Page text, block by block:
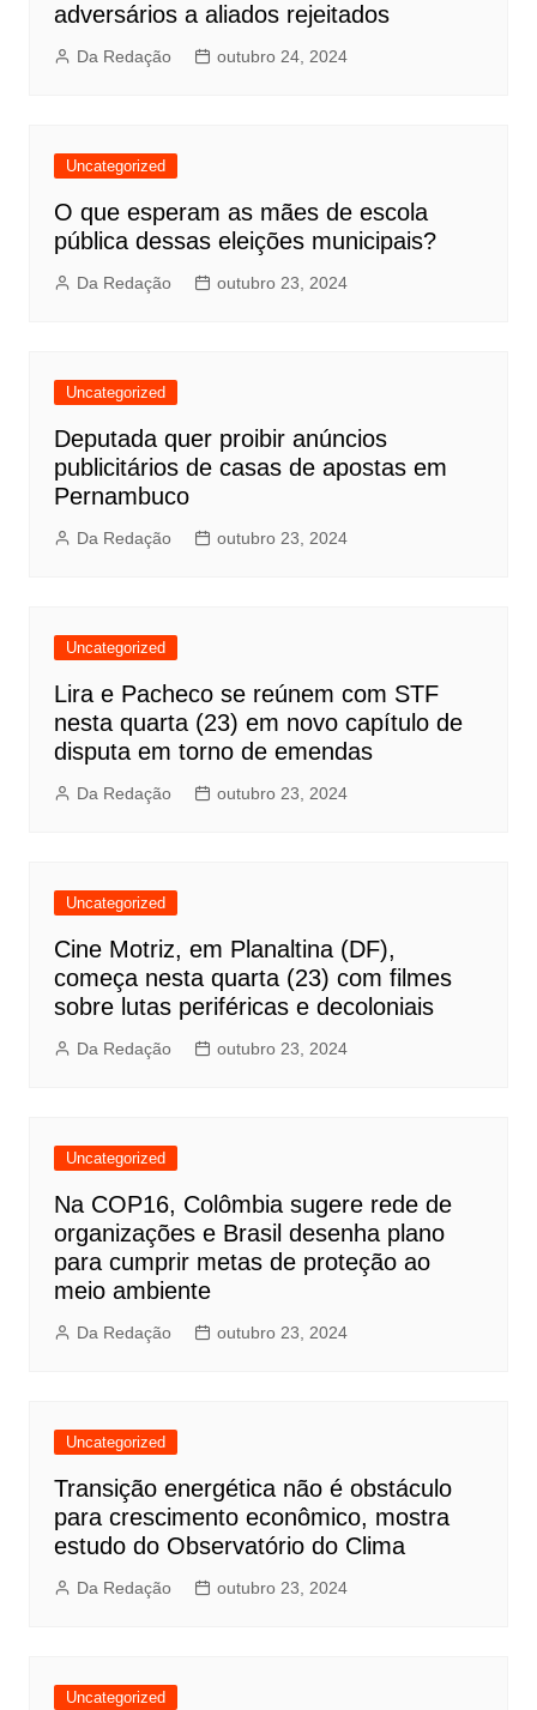
adversários a aliados rejeitados
Da Redação outubro 24, 2024
Uncategorized
O que esperam as mães de escola
pública dessas eleições municipais?
Da Redação outubro 23, 2024
Uncategorized
Deputada quer proibir anúncios
publicitários de casas de apostas em
Pernambuco
Da Redação outubro 23, 2024
Uncategorized
Lira e Pacheco se reúnem com STF
nesta quarta (23) em novo capítulo de
disputa em torno de emendas
Da Redação outubro 23, 2024
Uncategorized
Cine Motriz, em Planaltina (DF),
começa nesta quarta (23) com filmes
sobre lutas periféricas e decoloniais
Da Redação outubro 23, 2024
Uncategorized
Na COP16, Colômbia sugere rede de
organizações e Brasil desenha plano
para cumprir metas de proteção ao
meio ambiente
Da Redação outubro 23, 2024
Uncategorized
Transição energética não é obstáculo
para crescimento econômico, mostra
estudo do Observatório do Clima
Da Redação outubro 23, 2024
Uncategorized